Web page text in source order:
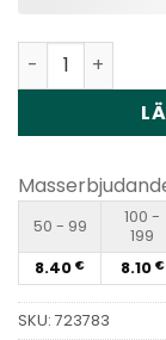
Happ Bar
50 - 99
100 -
199
8.40 € 8.10 €
SKU: 723783